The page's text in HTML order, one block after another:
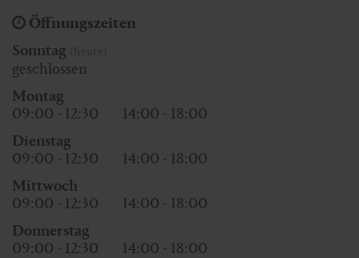
Öffnungszeiten
Sonntag
geschlossen
Montag
09:00 - 12:30
14:00 - 18:00
Dienstag
09:00 - 12:30
14:00 - 18:00
Mittwoch
09:00 - 12:30
14:00 - 18:00
Donnerstag
09:00 - 12:30
14:00 - 18:00